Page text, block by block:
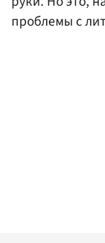
проблемы с